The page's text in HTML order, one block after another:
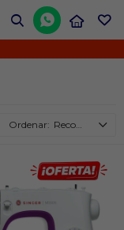

Recomendados